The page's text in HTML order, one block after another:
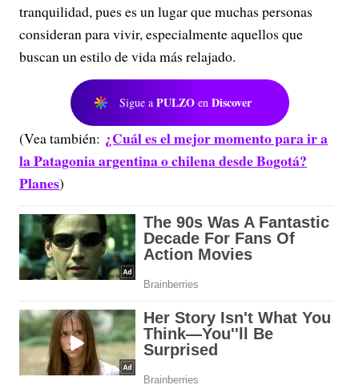
tranquilidad, pues es un lugar que muchas personas
consideran para vivir, especialmente aquellos que
buscan un estilo de vida más relajado.
Sigue a PULZO en Discover
(Vea también: ¿Cuál es el mejor momento para ir a
la Patagonia argentina o chilena desde Bogotá?
Planes)